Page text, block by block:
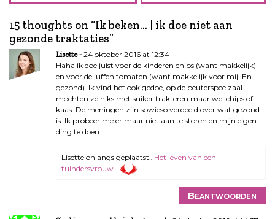
r
i
c
h
n
15 thoughts on “Ik beken… | ik doe niet aan
gezonde traktaties”
Lisette
24 oktober 2016 at 12:34
Haha ik doe juist voor de kinderen chips (want makkelijk)
en voor de juffen tomaten (want makkelijk voor mij. En
gezond). Ik vind het ook gedoe, op de peuterspeelzaal
mochten ze niks met suiker trakteren maar wel chips of
kaas. De meningen zijn sowieso verdeeld over wat gezond
is. Ik probeer me er maar niet aan te storen en mijn eigen
ding te doen…
Lisette onlangs geplaatst… Het leven van een
tuindersvrouw.
Beantwoorden